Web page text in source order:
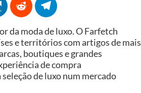
da moda de luxo. O Farfetch
e territórios com artigos de mais
boutiques e grandes
de compra
de luxo num mercado